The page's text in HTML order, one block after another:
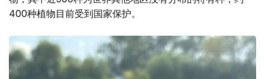
400种植物目前受到国家保护。